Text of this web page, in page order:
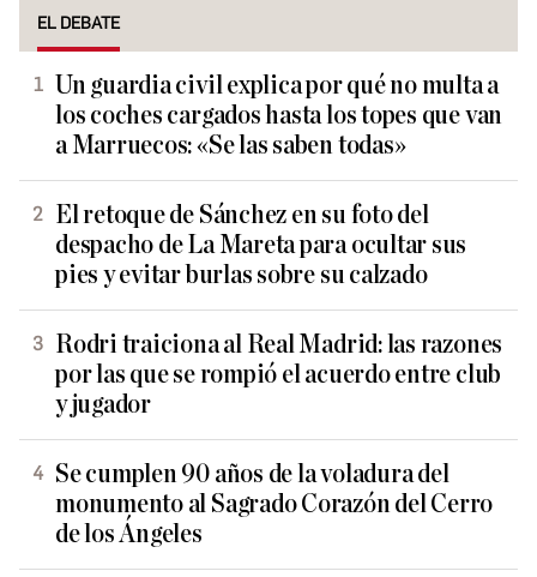
EL DEBATE
Un guardia civil explica por qué no multa a
los coches cargados hasta los topes que van
a Marruecos: «Se las saben todas»
El retoque de Sánchez en su foto del
despacho de La Mareta para ocultar sus
pies y evitar burlas sobre su calzado
Rodri traiciona al Real Madrid: las razones
por las que se rompió el acuerdo entre club
y jugador
Se cumplen 90 años de la voladura del
monumento al Sagrado Corazón del Cerro
de los Ángeles